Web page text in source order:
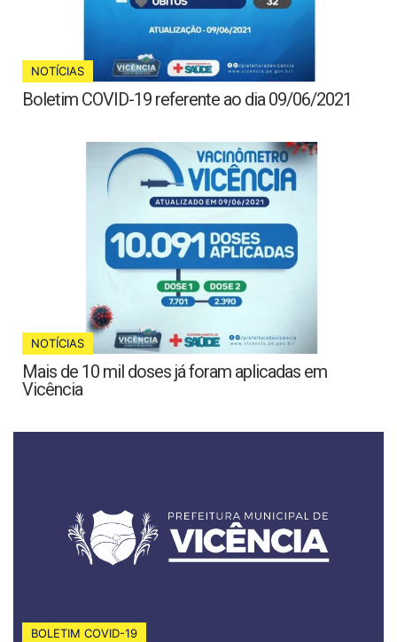
NOTÍCIAS
Boletim COVID-19 referente ao dia 09/06/2021
NOTÍCIAS
Mais de 10 mil doses já foram aplicadas em
Vicência
BOLETIM COVID-19